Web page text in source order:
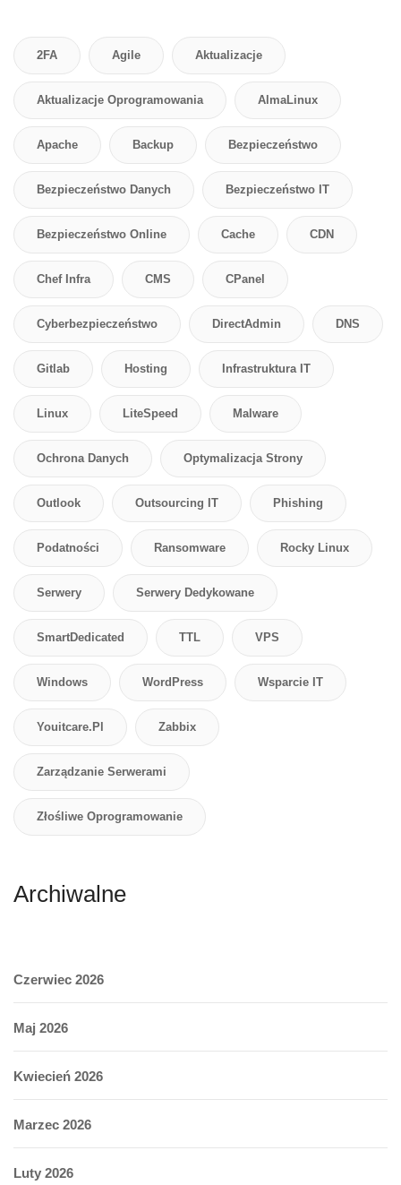
2FA Agile Aktualizacje
Aktualizacje Oprogramowania AlmaLinux
Apache Backup Bezpieczeństwo
Bezpieczeństwo Danych Bezpieczeństwo IT
Bezpieczeństwo Online Cache CDN
Chef Infra CMS CPanel
Cyberbezpieczeństwo DirectAdmin DNS
Gitlab Hosting Infrastruktura IT
Linux LiteSpeed Malware
Ochrona Danych Optymalizacja Strony
Outlook Outsourcing IT Phishing
Podatności Ransomware Rocky Linux
Serwery Serwery Dedykowane
SmartDedicated TTL VPS
Windows WordPress Wsparcie IT
Youitcare.pl Zabbix
Zarządzanie Serwerami
Złośliwe Oprogramowanie
Archiwalne
Czerwiec 2026
Maj 2026
Kwiecień 2026
Marzec 2026
Luty 2026